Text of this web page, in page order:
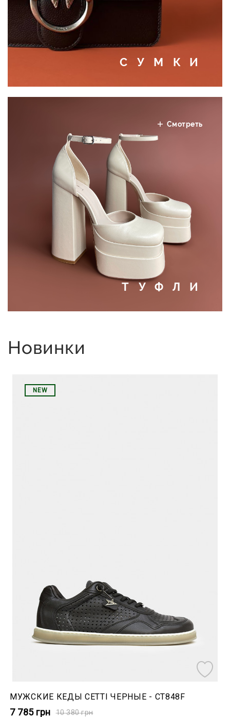
СУМКИ
Смотреть
ТУФЛИ
Новинки
NEW
МУЖСКИЕ КЕДЫ CETTI ЧЕРНЫЕ - CT848F
7 785 грн 10 380грн